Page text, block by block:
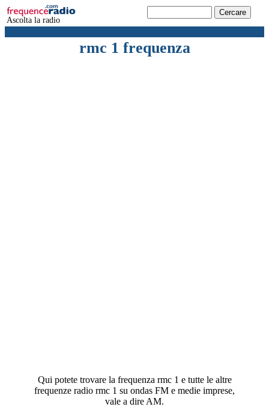
Ascolta la radio
rmc 1 frequenza
Qui potete trovare la frequenza rmc 1 e tutte le altre
frequenze radio rmc 1 su ondas FM e medie imprese,
vale a dire AM.